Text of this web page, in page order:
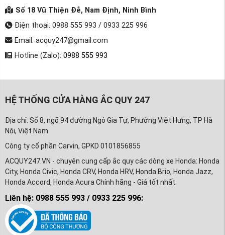
Số 18 Vũ Thiện Đễ, Nam Định, Ninh Bình
Điện thoại: 0988 555 993 / 0933 225 996
Email: acquy247@gmail.com
Hotline (Zalo): 0988 555 993
HỆ THỐNG CỬA HÀNG ẮC QUY 247
Địa chỉ: Số 8, ngõ 94 đường Ngô Gia Tự, Phường Việt Hưng, TP Hà
Nội, Việt Nam
Công ty cổ phần Carvin, GPKD 0101856855
ACQUY247.VN - chuyên cung cấp ắc quy các dòng xe Honda: Honda
City, Honda Civic, Honda CRV, Honda HRV, Honda Brio, Honda Jazz,
Honda Accord, Honda Acura Chính hãng - Giá tốt nhất.
Liên hệ: 0988 555 993 / 0933 225 996: